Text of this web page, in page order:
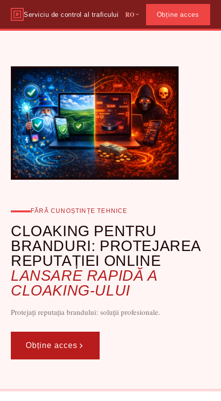
Serviciu de control al traficului RO Obține acces
FĂRĂ CUNOȘTINȚE TEHNICE
CLOAKING PENTRU
BRANDURI: PROTEJAREA
REPUTAȚIEI ONLINE
LANSARE RAPIDĂ A
CLOAKING-ULUI
Protejați reputația brandului: soluții profesionale.
Obține acces